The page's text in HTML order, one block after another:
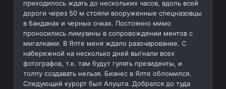
приходилось ждать до нескольких часов, вдоль всей
дороги через 50 м стояли вооруженные спецназовцы
в банданах и черных очках. Постоянно мимо
проносились лимузины в сопровождении ментов с
мигалками. В Ялте меня ждало разочарование. С
набережной на несколько дней выгнали всех
фотографов, т.к. там будут гулять президенты, и
толпу создавать нельзя. Бизнес в Ялте обломился.
Следующий курорт был Алушта. Добрался до туда